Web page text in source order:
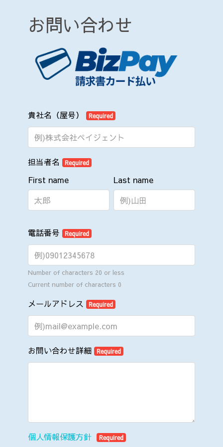
お問い合わせ
貴社名（屋号） Required
担当者名 Required
Last name
First name
電話番号 Required
Number of characters 20 or less
Current number of characters 0
メールアドレス Required
お問い合わせ詳細 Required
個人情報保護方針 Required